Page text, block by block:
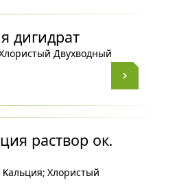
дигидрат
Двухводный
раствор ок.
Хлористый